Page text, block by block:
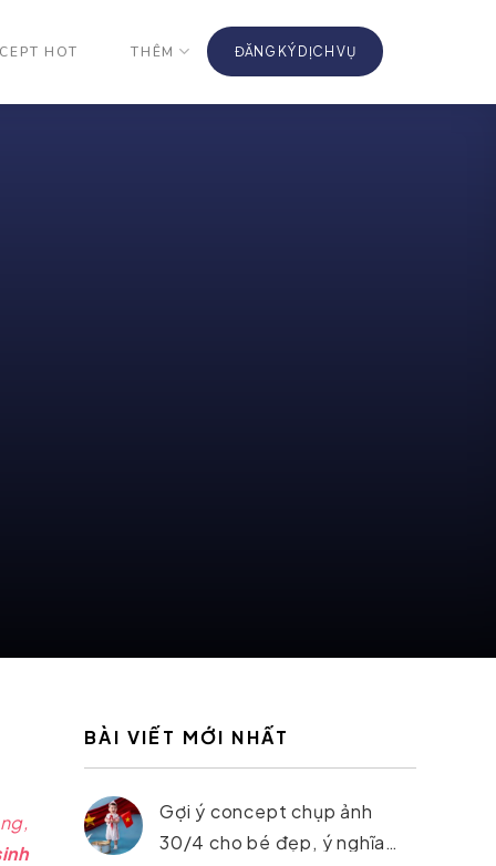
HOT THÊM ĐĂNG KÝ DỊCH VỤ
BÀI VIẾT MỚI NHẤT
Gợi ý concept chụp ảnh
30/4 cho bé đẹp, ý nghĩa